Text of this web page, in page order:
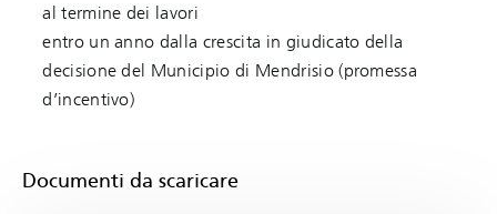
al termine dei lavori
entro un anno dalla crescita in giudicato della
decisione del Municipio di Mendrisio (promessa
d’incentivo)
Documenti da scaricare